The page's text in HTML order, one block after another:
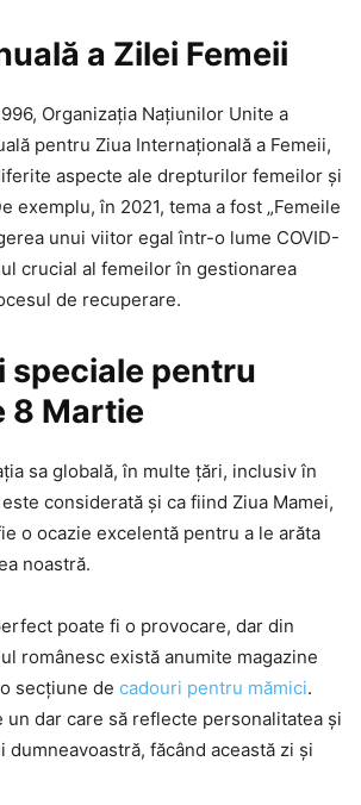
a Zilei Femeii
Organizația Națiunilor Unite a
pentru Ziua Internațională a Femeii,
aspecte ale drepturilor femeilor și
exemplu, în 2021, tema a fost „Femeile
unui viitor egal într-o lume COVID-
crucial al femeilor în gestionarea
de recuperare.​
speciale pentru
8 Martie
sa globală, în multe țări, inclusiv în
considerată și ca fiind Ziua Mamei,
o ocazie excelentă pentru a le arăta
noastră.
poate fi o provocare, dar din
românesc există anumite magazine
secțiune de cadouri pentru mămici.
dar care să reflecte personalitatea și
făcând această zi și